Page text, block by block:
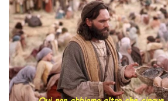
Camalò
Santandrà
Animatori Liturgici